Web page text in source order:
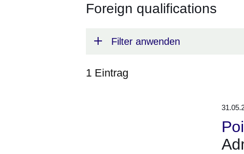
Foreign qualifications
Filter anwenden
1 Eintrag